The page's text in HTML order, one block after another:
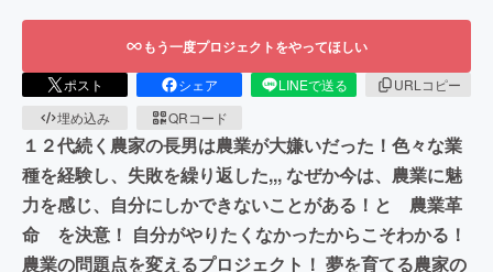
もう一度プロジェクトをやってほしい
ポスト シェア LINEで送る
URLコピー
埋め込み
QRコード
１２代続く農家の長男は農業が大嫌いだった！色々な業
種を経験し、失敗を繰り返した,,, なぜか今は、農業に魅
力を感じ、自分にしかできないことがある！と 農業革
命 を決意！ 自分がやりたくなかったからこそわかる！
農業の問題点を変えるプロジェクト！ 夢を育てる農家の